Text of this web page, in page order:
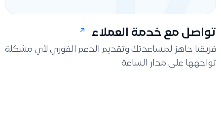
تواصل مع خدمة العملاء
فريقنا جاهز لمساعدتك وتقديم الدعم الفوري لأي مشكلة
تواجهها على مدار الساعة